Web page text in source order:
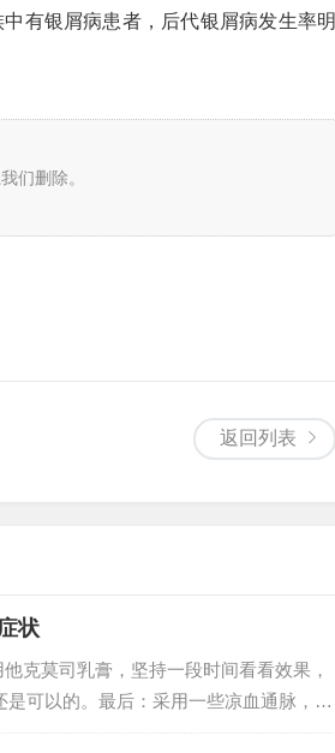
有银屑病患者，后代银屑病发生率明
们删除。
返回列表
状
克莫司乳膏，坚持一段时间看看效果，
可以的。最后：采用一些凉血通脉，清
敏感肌修护乳，效果最好，这款产品受